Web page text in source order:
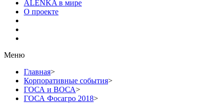
ALЁNKA в мире
О проекте
Меню
Главная>
Корпоративные события>
ГОСА и ВОСА>
ГОСА Фосагро 2018>